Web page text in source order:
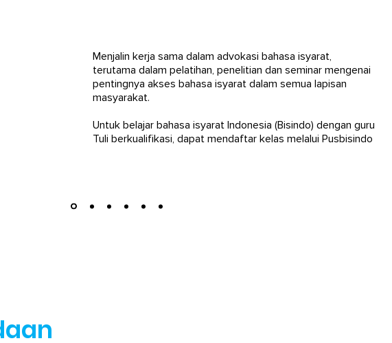
Menjalin kerja sama dalam advokasi bahasa isyarat,
terutama dalam pelatihan, penelitian dan seminar mengenai
pentingnya akses bahasa isyarat dalam semua lapisan
masyarakat.
Untuk belajar bahasa isyarat Indonesia (Bisindo) dengan guru
Tuli berkualifikasi, dapat mendaftar kelas melalui Pusbisindo